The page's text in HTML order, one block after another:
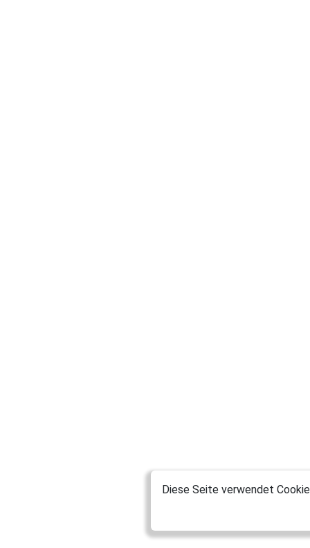
Diese Seite verwendet